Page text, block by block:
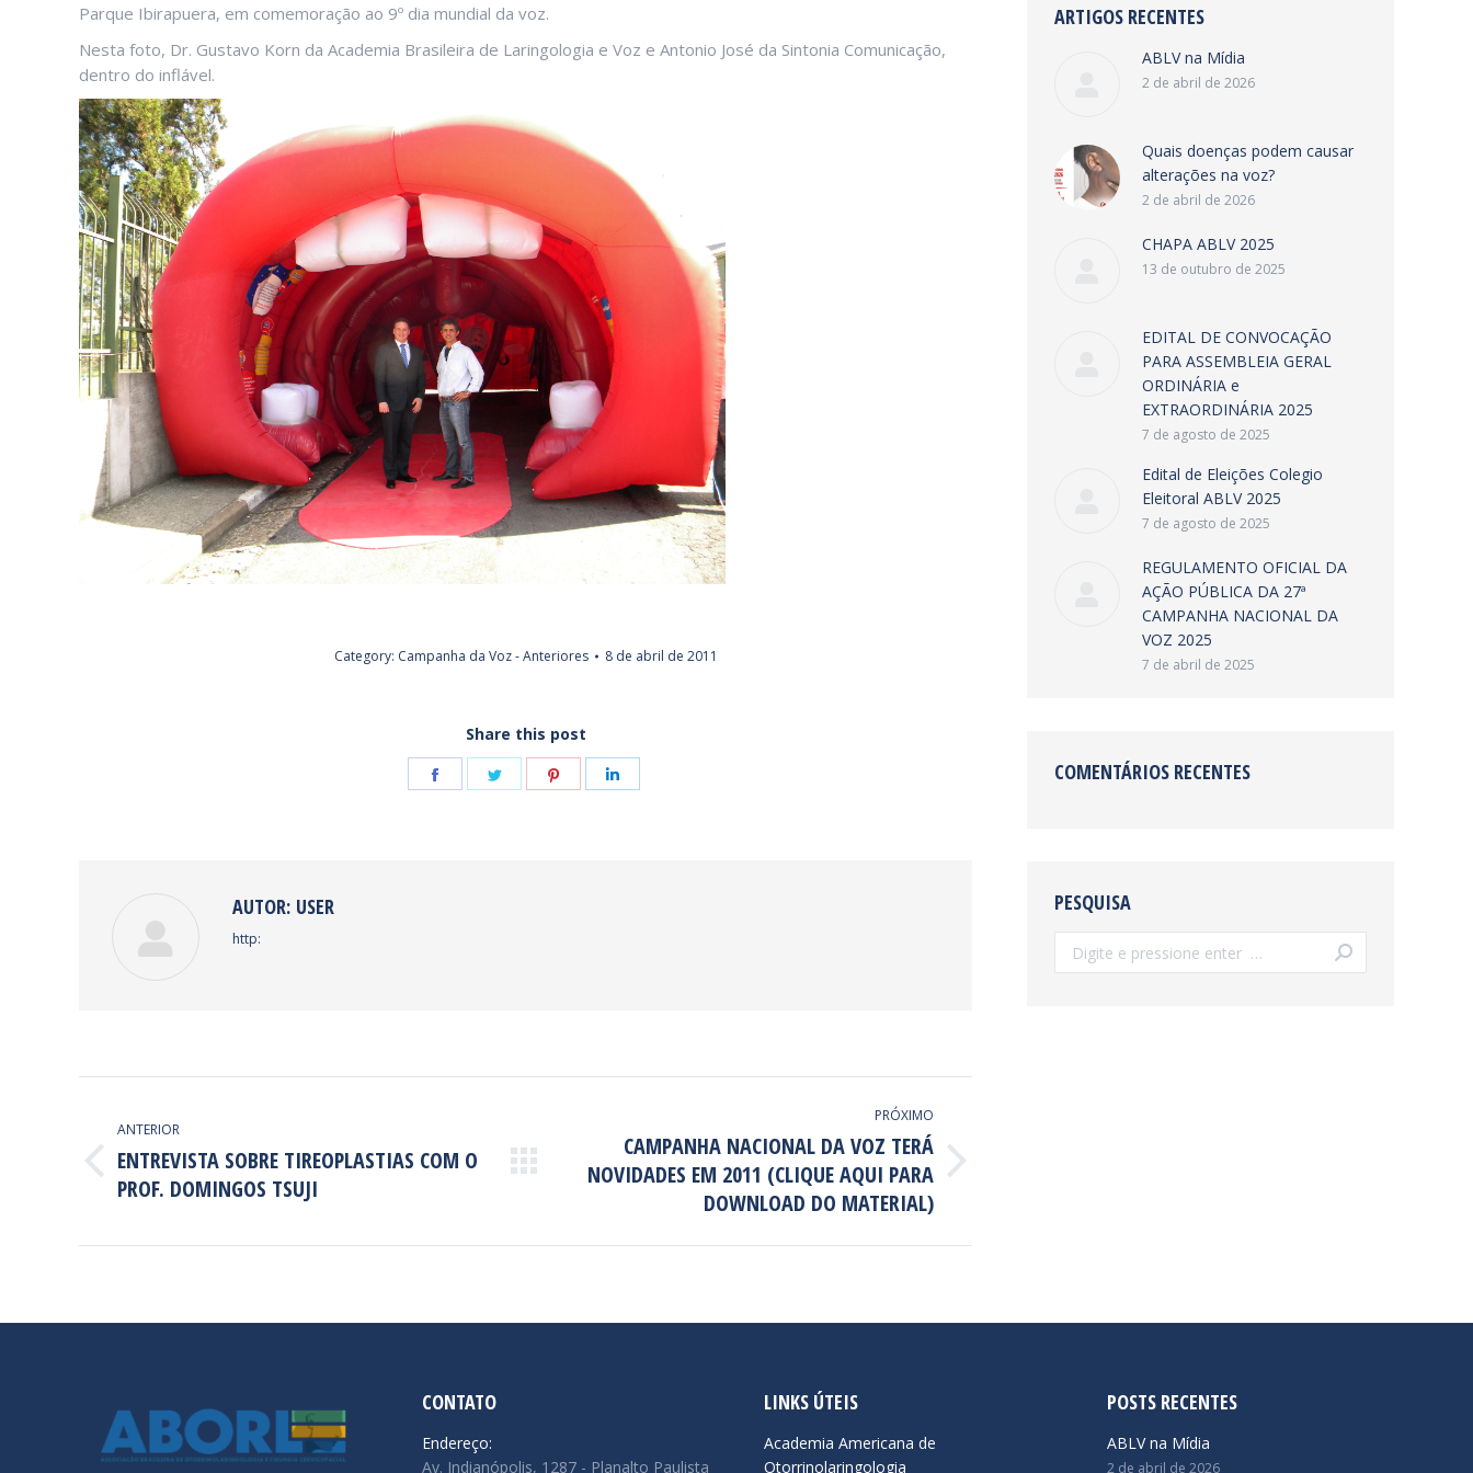
Parque Ibirapuera, em comemoração ao 9º dia mundial da voz.
Nesta foto, Dr. Gustavo Korn da Academia Brasileira de Laringologia e Voz e Antonio José da Sintonia Comunicação,
dentro do inflável.
Category: Campanha da Voz - Anteriores 8 de abril de 2011
Share this post
Share
Share
Share
AUTOR: USER
http:
DE
POST:
ANTERIOR
Post
anterior:
ENTREVISTA SOBRE TIREOPLASTIAS COM O
PROF. DOMINGOS TSUJI
PRÓXIMO
Próximo
CAMPANHA NACIONAL DA VOZ TERÁ
NOVIDADES EM 2011 (CLIQUE AQUI PARA
DOWNLOAD DO MATERIAL)
ARTIGOS RECENTES
ABLV na Mídia
2 de abril de 2026
Quais doenças podem causar
alterações na voz?
2 de abril de 2026
CHAPA ABLV 2025
13 de outubro de 2025
EDITAL DE CONVOCAÇÃO
PARA ASSEMBLEIA GERAL
ORDINÁRIA e
EXTRAORDINÁRIA 2025
7 de agosto de 2025
Edital de Eleições Colegio
Eleitoral ABLV 2025
7 de agosto de 2025
REGULAMENTO OFICIAL DA
AÇÃO PÚBLICA DA 27ª
CAMPANHA NACIONAL DA
VOZ 2025
7 de abril de 2025
COMENTÁRIOS RECENTES
PESQUISA
Search:
CONTATO
Endereço:
Av. Indianópolis, 1287 - Planalto Paulista
LINKS ÚTEIS
Academia Americana de
Otorrinolaringologia
POSTS RECENTES
ABLV na Mídia
2 de abril de 2026